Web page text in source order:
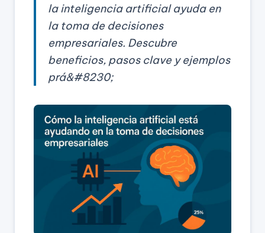
la inteligencia artificial ayuda en
la toma de decisiones
empresariales. Descubre
beneficios, pasos clave y ejemplos
prá&#8230;